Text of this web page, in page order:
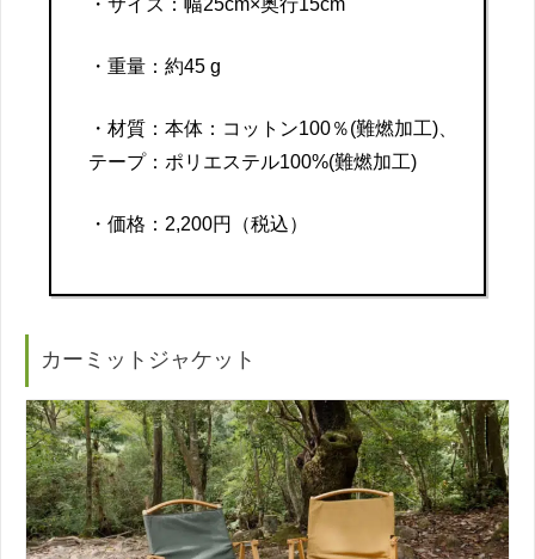
・サイズ：幅25cm×奥行15cm
・重量：約45 g
・材質：本体：コットン100％(難燃加工)、
テープ：ポリエステル100%(難燃加工)
・価格：2,200円（税込）
カーミットジャケット